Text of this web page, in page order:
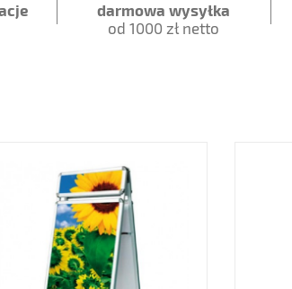
darmowa wysyłka
od 1000 zł netto